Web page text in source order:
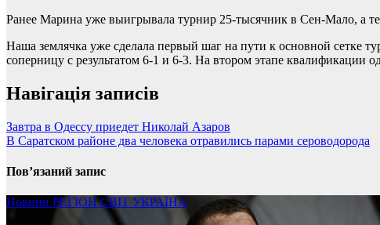
Ранее Марина уже выигрывала турнир 25-тысячник в Сен-Мало, а
Наша землячка уже сделала первый шаг на пути к основной сетке
соперницу с результатом 6-1 и 6-3. На втором этапе квалификации
Навігація записів
Завтра в Одессу приедет Николай Азаров
В Саратском районе два человека отравились парами сероводорода
Пов’язаний запис
Новини РЕГІОНСВІТ УКРАЇНА